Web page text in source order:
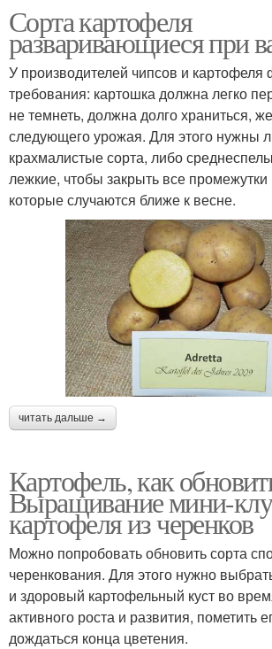
Сорта картофеля
разваривающиеся при
У производителей чипсов и
требования: картошка должна легко
не темнеть, должна долго храниться,
следующего урожая. Для этого нужны
крахмалистые сорта, либо
лежкие, чтобы закрыть все промежутки
которые случаются ближе к весне.
читать дальше →
Картофель, как
Выращивание мини-
картофеля из черенков
Можно попробовать обновить сорта
черенкования. Для этого нужно
и здоровый картофельный куст во
активного роста и развития, пометить
дождаться конца цветения.